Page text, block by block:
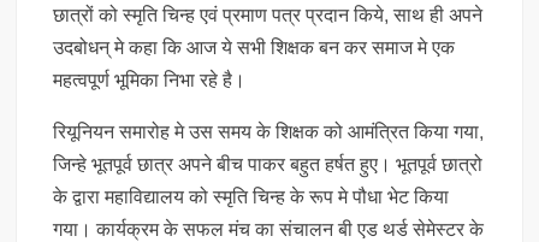
छात्रों को स्मृति चिन्ह एवं प्रमाण पत्र प्रदान किये, साथ ही अपने
उदबोधन् मे कहा कि आज ये सभी शिक्षक बन कर समाज मे एक
महत्वपूर्ण भूमिका निभा रहे है।
रियूनियन समारोह मे उस समय के शिक्षक को आमंत्रित किया गया,
जिन्हे भूतपूर्व छात्र अपने बीच पाकर बहुत हर्षत हुए। भूतपूर्व छात्रो
के द्वारा महाविद्यालय को स्मृति चिन्ह के रूप मे पौधा भेट किया
गया। कार्यक्रम के सफल मंच का संचालन बी एड थर्ड सेमेस्टर के